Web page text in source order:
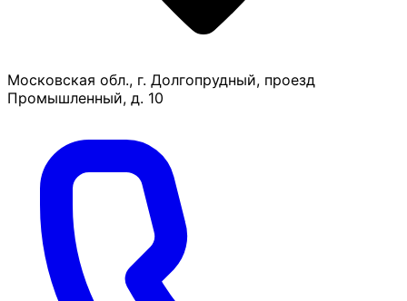
Московская обл., г. Долгопрудный, проезд
Промышленный, д. 10